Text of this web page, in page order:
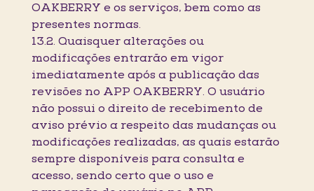
OAKBERRY e os serviços, bem como as
presentes normas.
13.2. Quaisquer alterações ou
modificações entrarão em vigor
imediatamente após a publicação das
revisões no APP OAKBERRY. O usuário
não possui o direito de recebimento de
aviso prévio a respeito das mudanças ou
modificações realizadas, as quais estarão
sempre disponíveis para consulta e
acesso, sendo certo que o uso e